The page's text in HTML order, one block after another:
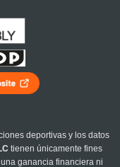
deportivas y los datos
tienen únicamente fines
ganancia financiera ni